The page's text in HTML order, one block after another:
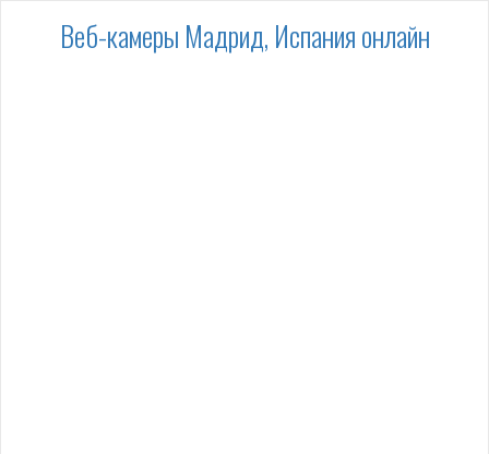
Веб-камеры Мадрид, Испания онлайн